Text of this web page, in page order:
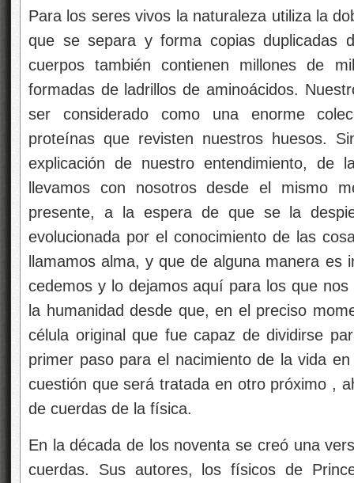
Para los seres vivos la naturaleza utiliza la
que se separa y forma copias
cuerpos también contienen millones de
formadas de ladrillos de aminoácidos.
ser considerado como una enorme
proteínas que revisten nuestros huesos.
explicación de nuestro entendimiento, de
llevamos con nosotros desde el mismo
presente, a la espera de que se la
evolucionada por el conocimiento de las
llamamos alma, y que de alguna manera
cedemos y lo dejamos aquí para los que
la humanidad desde que, en el preciso
célula original que fue capaz de dividirse
primer paso para el nacimiento de la vida
cuestión que será tratada en otro próximo ,
de cuerdas de la física.
En la década de los noventa se creó una
cuerdas. Sus autores, los físicos de